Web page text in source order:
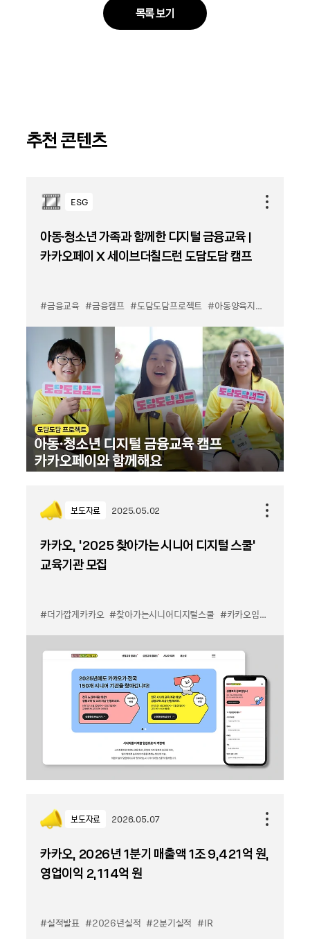
목록 보기
추천 콘텐츠
ESG
아동·청소년 가족과 함께한 디지털 금융교육 |
카카오페이 X 세이브더칠드런 도담도담 캠프
#금융교육 #금융캠프 #도담도담프로젝트 #아동양육지원
보도자료 2025.05.02
카카오, ‘2025 찾아가는 시니어 디지털 스쿨’
교육기관 모집
#더가깝게카카오 #찾아가는시니어디지털스쿨 #카카오임팩트
보도자료 2026.05.07
카카오, 2026년 1분기 매출액 1조 9,421억 원,
영업이익 2,114억 원
#실적발표 #2026년실적 #2분기실적 #IR